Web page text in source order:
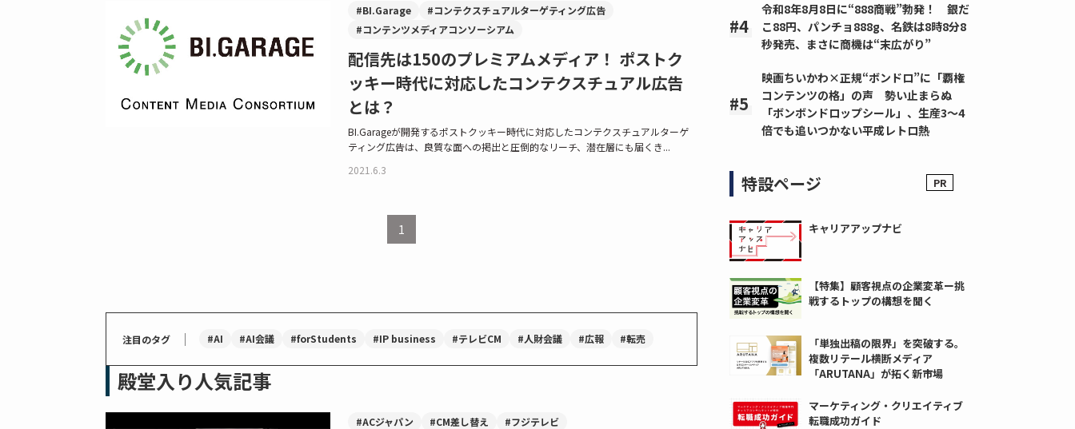
#BI.Garage
#コンテクスチュアルターゲティング広告
#コンテンツメディアコンソーシアム
配信先は150のプレミアムメディア！ ポストク
ッキー時代に対応したコンテクスチュアル広告
とは？
BI.Garageが開発するポストクッキー時代に対応したコンテクスチュアルターゲ
ティング広告は、良質な面への掲出と圧倒的なリーチ、潜在層にも届くき...
2021.6.3
1
注目のタグ ｜ #AI #AI会議 #forStudents #IP business #テレビCM #人財会議 #広報 #転売
殿堂入り人気記事
#ACジャパン #CM差し替え #フジテレビ
令和8年8月8日に“888商戦”勃発！ 銀だ
こ88円、パンチョ888g、名鉄は8時8分8
秒発売、まさに商機は“末広がり”
映画ちいかわ×正規“ボンドロ”に「覇権
コンテンツの格」の声 勢い止まらぬ
「ボンボンドロップシール」、生産3～4
倍でも追いつかない平成レトロ熱
特設ページ
キャリアアップナビ
【特集】顧客視点の企業変革ー挑
戦するトップの構想を聞く
「単独出稿の限界」を突破する。
複数リテール横断メディア
「ARUTANA」が拓く新市場
マーケティング・クリエイティブ
転職成功ガイド